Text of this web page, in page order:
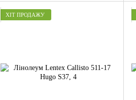
ХІТ ПРОДАЖУ